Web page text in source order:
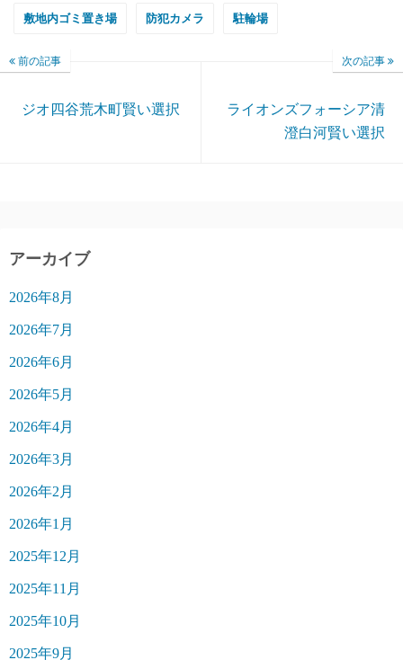
敷地内ゴミ置き場 防犯カメラ 駐輪場
前の記事
ジオ四谷荒木町賢い選択
次の記事
ライオンズフォーシア清
澄白河賢い選択
アーカイブ
2026年8月
2026年7月
2026年6月
2026年5月
2026年4月
2026年3月
2026年2月
2026年1月
2025年12月
2025年11月
2025年10月
2025年9月